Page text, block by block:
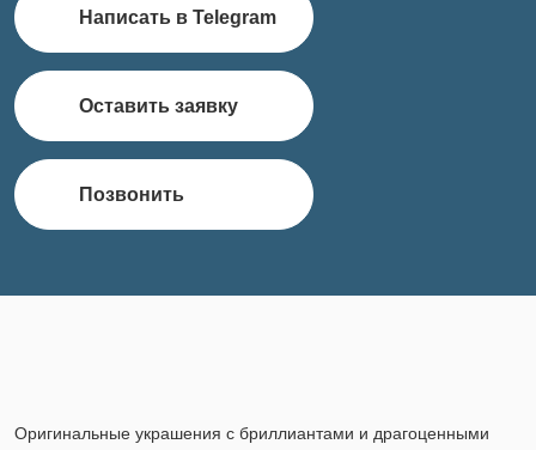
Написать в Telegram
Оставить заявку
Позвонить
Оригинальные украшения с бриллиантами и драгоценными